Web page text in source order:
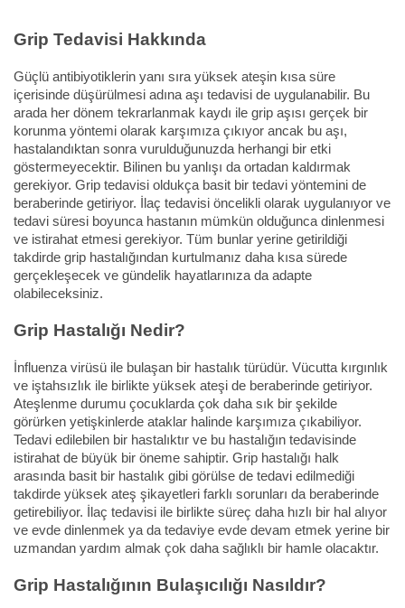
Grip Tedavisi Hakkında
Güçlü antibiyotiklerin yanı sıra yüksek ateşin kısa süre
içerisinde düşürülmesi adına aşı tedavisi de uygulanabilir. Bu
arada her dönem tekrarlanmak kaydı ile grip aşısı gerçek bir
korunma yöntemi olarak karşımıza çıkıyor ancak bu aşı,
hastalandıktan sonra vurulduğunuzda herhangi bir etki
göstermeyecektir. Bilinen bu yanlışı da ortadan kaldırmak
gerekiyor. Grip tedavisi oldukça basit bir tedavi yöntemini de
beraberinde getiriyor. İlaç tedavisi öncelikli olarak uygulanıyor ve
tedavi süresi boyunca hastanın mümkün olduğunca dinlenmesi
ve istirahat etmesi gerekiyor. Tüm bunlar yerine getirildiği
takdirde grip hastalığından kurtulmanız daha kısa sürede
gerçekleşecek ve gündelik hayatlarınıza da adapte
olabileceksiniz.
Grip Hastalığı Nedir?
İnfluenza virüsü ile bulaşan bir hastalık türüdür. Vücutta kırgınlık
ve iştahsızlık ile birlikte yüksek ateşi de beraberinde getiriyor.
Ateşlenme durumu çocuklarda çok daha sık bir şekilde
görürken yetişkinlerde ataklar halinde karşımıza çıkabiliyor.
Tedavi edilebilen bir hastalıktır ve bu hastalığın tedavisinde
istirahat de büyük bir öneme sahiptir. Grip hastalığı halk
arasında basit bir hastalık gibi görülse de tedavi edilmediği
takdirde yüksek ateş şikayetleri farklı sorunları da beraberinde
getirebiliyor. İlaç tedavisi ile birlikte süreç daha hızlı bir hal alıyor
ve evde dinlenmek ya da tedaviye evde devam etmek yerine bir
uzmandan yardım almak çok daha sağlıklı bir hamle olacaktır.
Grip Hastalığının Bulaşıcılığı Nasıldır?